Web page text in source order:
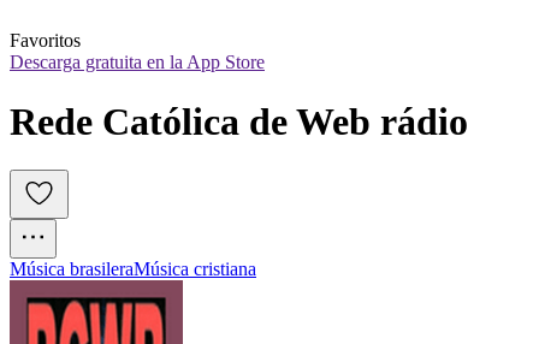
Favoritos
Descarga gratuita en la App Store
Rede Católica de Web rádio
Música brasileraMúsica cristiana